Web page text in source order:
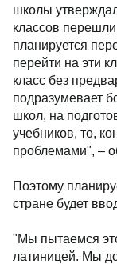
школы
классов
планируется
перейти на эти
класс без
подразумевает
школ, на
учебников, то,
проблемами", –
Поэтому
стране будет
"Мы пытаемся
латиницей. Мы